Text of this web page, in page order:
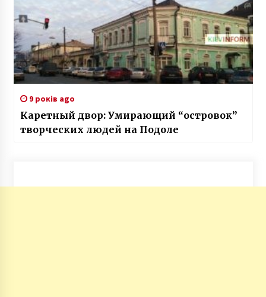
9 років ago
Каретный двор: Умирающий “островок”
творческих людей на Подоле